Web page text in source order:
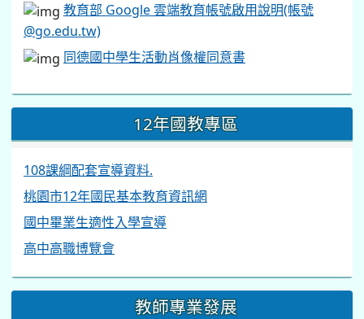
教育部 Google 雲端教育帳號啟用說明(帳號
@go.edu.tw)
同德國中學生活動肖像權同意書
12年國教專區
108課綱配套宣導資料.
桃園市12年國民基本教育資訊網
國中畢業生適性入學宣導
高中高職博覽會
教師專業發展